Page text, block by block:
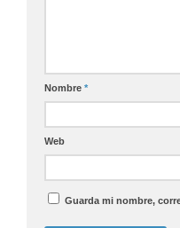
Nombre *
Web
Guarda mi nombre,